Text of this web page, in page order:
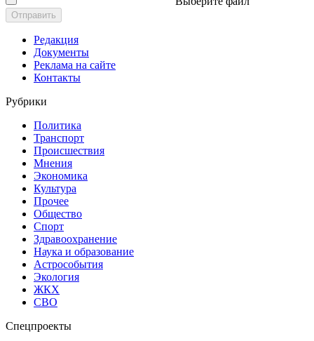
Отправить
Редакция
Документы
Реклама на сайте
Контакты
Рубрики
Политика
Транспорт
Происшествия
Мнения
Экономика
Культура
Прочее
Общество
Спорт
Здравоохранение
Наука и образование
Астрособытия
Экология
ЖКХ
СВО
Спецпроекты